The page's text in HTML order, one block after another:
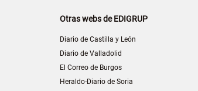
Otras webs de EDIGRUP
Diario de Castilla y León
Diario de Valladolid
El Correo de Burgos
Heraldo-Diario de Soria